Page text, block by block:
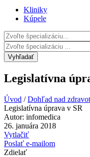
Kliniky
Kúpele
Vyhľadať
Legislatívna
Úvod /Dohľad nad
Legislatívna úprava v SR
Autor: infomedica
26. januára 2018
Vytlačiť
Poslať e-mailom
Zdielať